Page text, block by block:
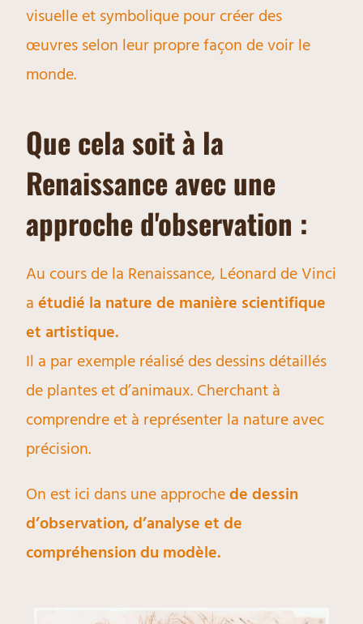
visuelle et symbolique pour créer des
œuvres selon leur propre façon de voir le
monde.
Que cela soit à la
Renaissance avec une
approche d'observation :
Au cours de la Renaissance, Léonard de Vinci
aétudié la nature de manière scientifique
et artistique.
Il a par exemple réalisé des dessins détaillés
de plantes et d’animaux. Cherchant à
comprendre et à représenter la nature avec
précision.
On est ici dans une approchede dessin
d’observation, d’analyse et de
compréhension du modèle.